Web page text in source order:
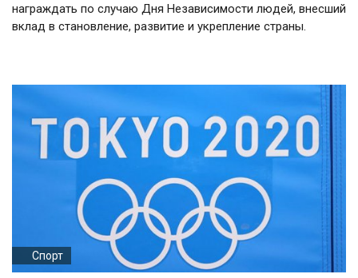
награждать по случаю Дня Независимости людей, внесший
вклад в становление, развитие и укрепление страны.
Спорт